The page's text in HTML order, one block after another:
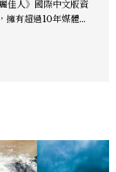
人》國際中文版資
擁有超過10年媒體與
景點、航空等領域，
活範疇，具備實測
、JOAL
Tree、IHG、Ma